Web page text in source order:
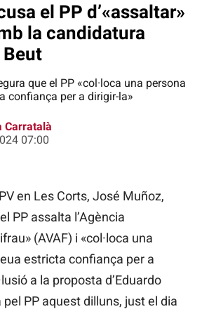
el PP d’«assaltar»
la candidatura
Beut
que el PP «col·loca una persona
confiança per a dirigir-la»
Carratalà
07:00
en Les Corts, José Muñoz,
PP assalta l’Agència
(AVAF) i «col·loca una
estricta confiança per a
a la proposta d’Eduardo
PP aquest dilluns, just el dia